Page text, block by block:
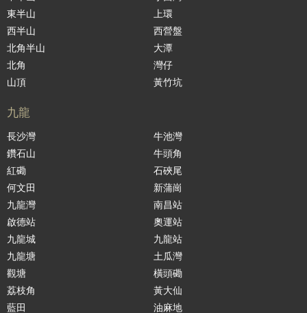
東半山
西半山
北角半山
北角
山頂
上環
西營盤
大潭
灣仔
黃竹坑
九龍
長沙灣
鑽石山
紅磡
何文田
九龍灣
啟德站
九龍城
九龍塘
觀塘
荔枝角
藍田
牛池灣
牛頭角
石硤尾
新蒲崗
南昌站
奧運站
九龍站
土瓜灣
橫頭磡
黃大仙
油麻地